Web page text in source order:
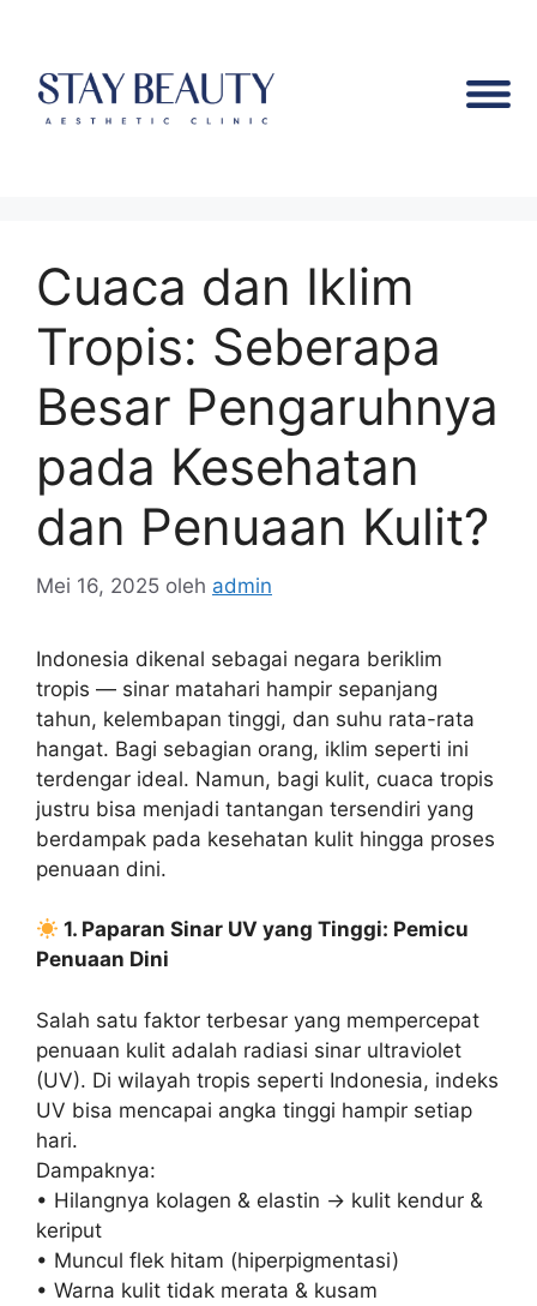
Cuaca dan Iklim
Tropis: Seberapa
Besar Pengaruhnya
pada Kesehatan
dan Penuaan Kulit?
Mei 16, 2025 oleh admin
Indonesia dikenal sebagai negara beriklim
tropis — sinar matahari hampir sepanjang
tahun, kelembapan tinggi, dan suhu rata-rata
hangat. Bagi sebagian orang, iklim seperti ini
terdengar ideal. Namun, bagi kulit, cuaca tropis
justru bisa menjadi tantangan tersendiri yang
berdampak pada kesehatan kulit hingga proses
penuaan dini.
1. Paparan Sinar UV yang Tinggi: Pemicu
Penuaan Dini
Salah satu faktor terbesar yang mempercepat
penuaan kulit adalah radiasi sinar ultraviolet
(UV). Di wilayah tropis seperti Indonesia, indeks
UV bisa mencapai angka tinggi hampir setiap
hari.
Dampaknya:
• Hilangnya kolagen & elastin → kulit kendur &
keriput
• Muncul flek hitam (hiperpigmentasi)
• Warna kulit tidak merata & kusam